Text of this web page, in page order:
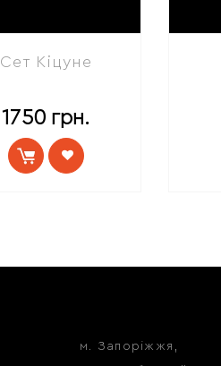
Сет Кіцуне
1750 грн.
м. Запоріжжя,